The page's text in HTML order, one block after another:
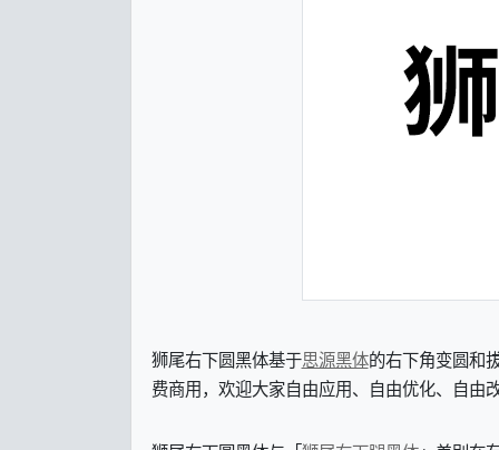
狮尾右下圆黑体基于思源黑体的右下角变圆和
费商用，欢迎大家自由应用、自由优化、自由